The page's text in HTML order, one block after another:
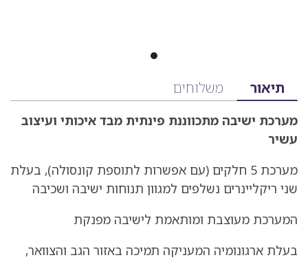
מידע
על
המוצר
תיאור,
מפרט
ומשלוחים
תיאור משלוחים
מערכת ישיבה מתכווננת פינתית מבד איכותי ועיצוב
עשיר
מערכת 5 חלקים (עם אפשרות לתוספת קונסולה), בעלת
שני ריקליינרים נשלפים למגוון תנוחות ישיבה ושכיבה
המערכת מעוצבת ומותאמת לישיבה מפנקת
בעלת ארגונומיה המעניקה תמיכה באזור הגב והצוואר,